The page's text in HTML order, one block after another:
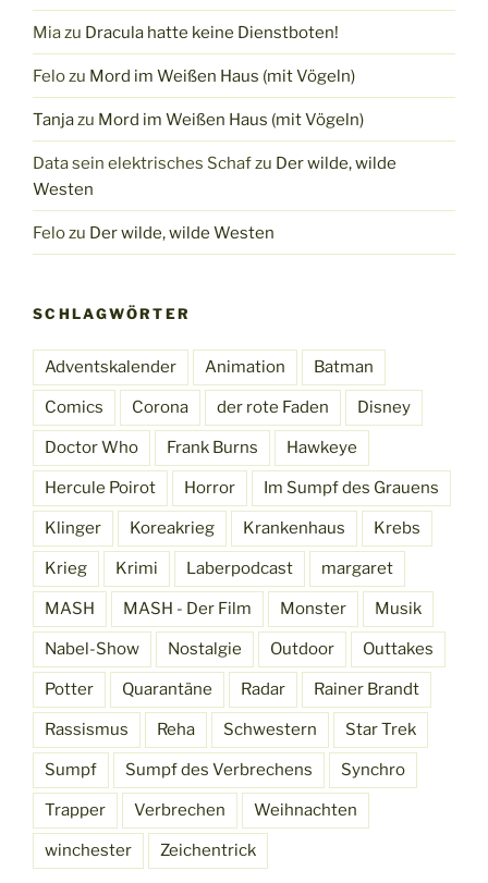
Miazu Dracula hatte keine Dienstboten!
Felozu Mord im Weißen Haus (mit Vögeln)
Tanjazu Mord im Weißen Haus (mit Vögeln)
Data sein elektrisches Schafzu Der wilde, wilde
Westen
Felozu Der wilde, wilde Westen
SCHLAGWÖRTER
Adventskalender Animation Batman
Comics Corona der rote Faden Disney
Doctor Who Frank Burns Hawkeye
Hercule Poirot Horror Im Sumpf des Grauens
Klinger Koreakrieg Krankenhaus Krebs
Krieg Krimi Laberpodcast margaret
MASH MASH - Der Film Monster Musik
Nabel-Show Nostalgie Outdoor Outtakes
Potter Quarantäne Radar Rainer Brandt
Rassismus Reha Schwestern Star Trek
Sumpf Sumpf des Verbrechens Synchro
Trapper Verbrechen Weihnachten
winchester Zeichentrick